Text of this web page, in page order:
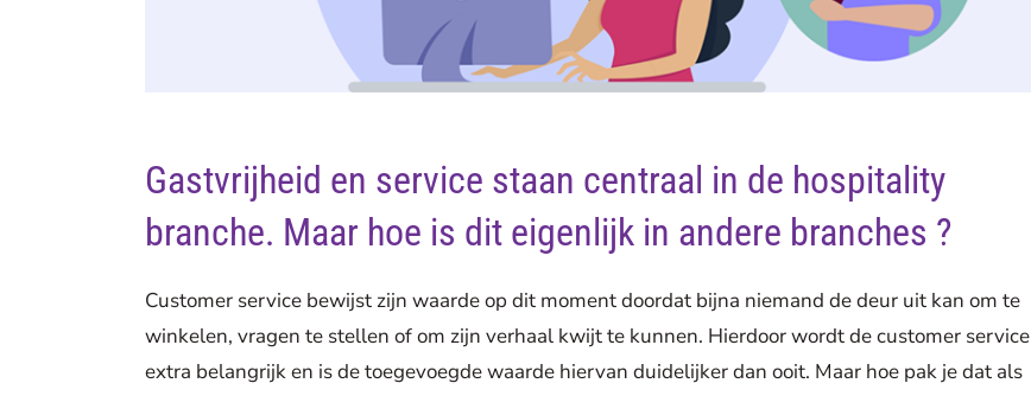
Gastvrijheid en service staan centraal in de hospitality
branche. Maar hoe is dit eigenlijk in andere branches ?
Customer service bewijst zijn waarde op dit moment doordat bijna niemand de deur uit kan om te
winkelen, vragen te stellen of om zijn verhaal kwijt te kunnen. Hierdoor wordt de customer service
extra belangrijk en is de toegevoegde waarde hiervan duidelijker dan ooit. Maar hoe pak je dat als